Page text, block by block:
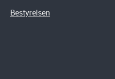
Bestyrelsen